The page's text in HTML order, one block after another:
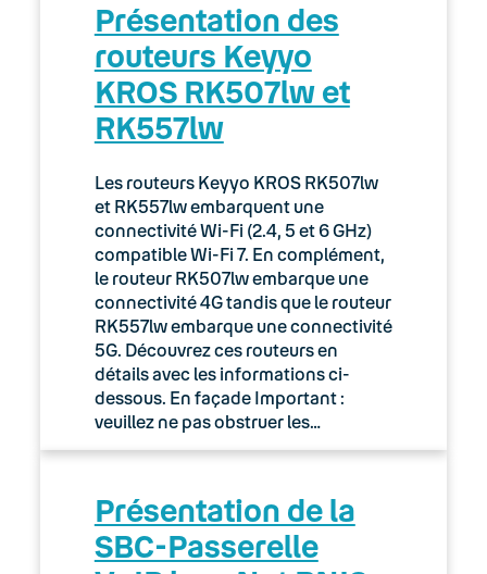
Présentation des
routeurs Keyyo
KROS RK507lw et
RK557lw
Les routeurs Keyyo KROS RK507lw
et RK557lw embarquent une
connectivité Wi-Fi (2.4, 5 et 6 GHz)
compatible Wi-Fi 7. En complément,
le routeur RK507lw embarque une
connectivité 4G tandis que le routeur
RK557lw embarque une connectivité
5G. Découvrez ces routeurs en
détails avec les informations ci-
dessous. En façade Important :
veuillez ne pas obstruer les…
Présentation de la
SBC-Passerelle